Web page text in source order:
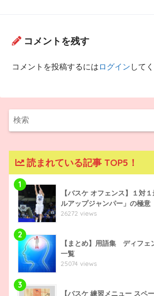
コメントを残す
コメントを投稿するには ログイン して
読まれている記事 TOP5！
1
【バスケ オフェンス】１対
ルアップジャンパー」の極意
26272 views
2
【まとめ】用語集 ディフェ
一覧
25074 views
3
【バスケ 練習メニュー スペ